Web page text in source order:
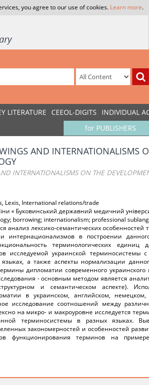
you agree to our use of cookies. Learn more.
LITERATURE CEEOL-DIGITS INDIVIDUAL
for PUBLISHERS
AND INTERNATIONALISMS
INTERNATIONALISMS ON THE
Lexis, International relations/trade
« Буковинський державний медичний
borrowing; internationalism; professional
анализ лексико-семантических
интернационализмов в построении
терминологических
исследуемой украинской терминосистемы
а также аспекты нормализации
дипломатии современного украинского
- основным методом является
и семантическом аспекте).
в украинском, английском,
исследование соотношений между
на микро- и макроуровне исследуется
терминосистемы в разных языках.
закономерностей и особенностей
функционирования терминов на